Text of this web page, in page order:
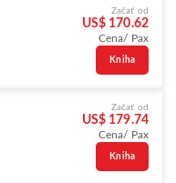
Začať od
US$ 170.62
Cena/ Pax
Kniha
Začať od
US$ 179.74
Cena/ Pax
Kniha